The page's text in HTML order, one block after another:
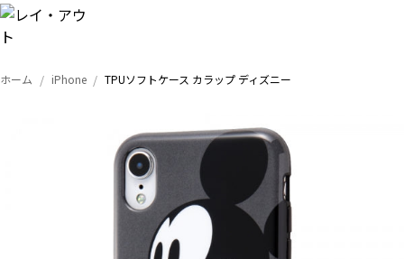
ホーム iPhone TPUソフトケース カラップ ディズニー